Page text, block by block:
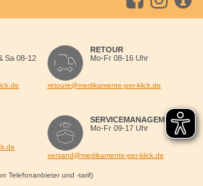
Sa 08-12
RETOUR
Mo-Fr 08-16 Uhr
retoure@medikamente-per-klick.de
SERVICEMANAGEMENT
Mo-Fr 09-17 Uhr
versand@medikamente-per-klick.de
Telefonanbieter und -tarif)